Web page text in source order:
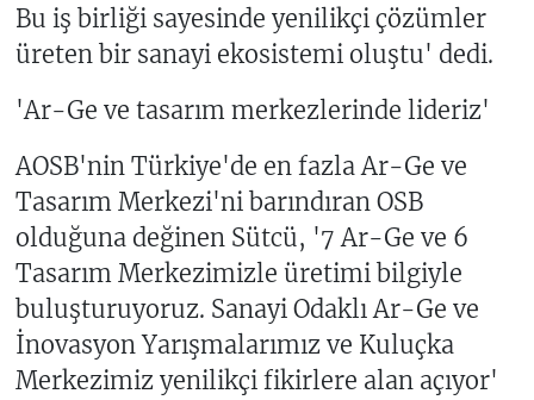
Bu iş birliği sayesinde yenilikçi çözümler
üreten bir sanayi ekosistemi oluştu' dedi.
'Ar-Ge ve tasarım merkezlerinde lideriz'
AOSB'nin Türkiye'de en fazla Ar-Ge ve
Tasarım Merkezi'ni barındıran OSB
olduğuna değinen Sütcü, '7 Ar-Ge ve 6
Tasarım Merkezimizle üretimi bilgiyle
buluşturuyoruz. Sanayi Odaklı Ar-Ge ve
İnovasyon Yarışmalarımız ve Kuluçka
Merkezimiz yenilikçi fikirlere alan açıyor'